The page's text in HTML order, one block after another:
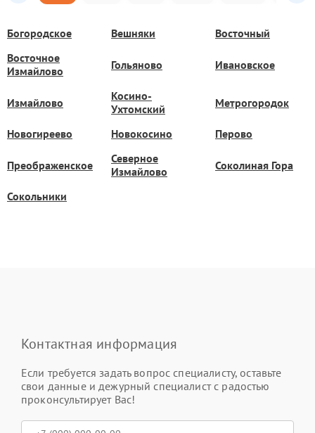
Богородское Вешняки
Восточный
Восточное
Измайлово
Гольяново Ивановское
Измайлово
Косино-
Ухтомский
Метрогородок
Новогиреево Новокосино Перово
Преображенское
Северное
Измайлово
Соколиная Гора
Сокольники
Контактная информация
Если требуется задать вопрос специалисту, оставьте
свои данные и дежурный специалист с радостью
проконсультирует Вас!